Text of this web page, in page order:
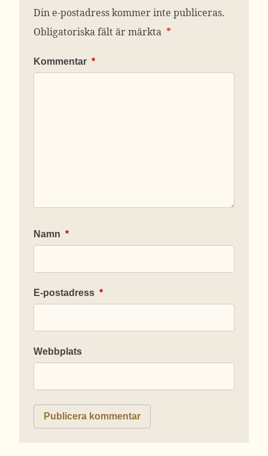
Din e-postadress kommer inte publiceras.
Obligatoriska fält är märkta *
Kommentar *
Namn *
E-postadress *
Webbplats